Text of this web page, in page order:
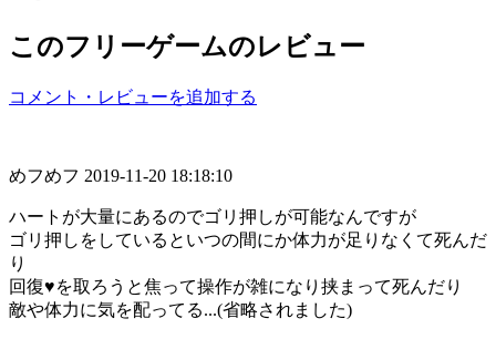
このフリーゲームのレビュー
コメント・レビューを追加する
めフめフ 2019-11-20 18:18:10
ハートが大量にあるのでゴリ押しが可能なんですが
ゴリ押しをしているといつの間にか体力が足りなくて死んだ
り
回復♥を取ろうと焦って操作が雑になり挟まって死んだり
敵や体力に気を配ってる...(省略されました)